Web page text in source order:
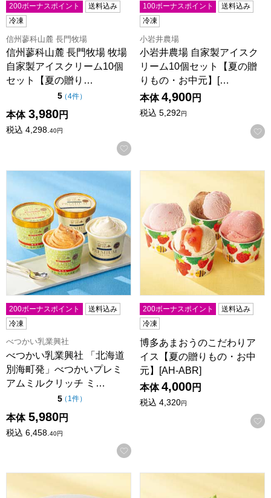
200ボーナスポイント
送料込み
冷凍
信州蓼科山麓 長門牧場
信州蓼科山麓 長門牧場 牧場
自家製アイスクリーム10個
セット【夏の贈り…
5点（5点満点中）
（4件の評価
）
本体 3,980円
税込 4,298.40円
お気に入りに登録する
100ボーナスポイント
送料込み
冷凍
小岩井農場
小岩井農場 自家製アイスク
リーム10個セット【夏の贈
りもの・お中元】[…
本体 4,900円
税込 5,292円
べつかい乳業興社 「北海道別海町発」べつかいプレミアム
200ボーナスポイント
送料込み
冷凍
べつかい乳業興社
べつかい乳業興社 「北海道
別海町発」べつかいプレミ
アムミルクリッチ ミ…
5点（5点満点中）
（ 1件の評価
）
本体 5,980円
税込 6,458.40円
お気に入りに登録する
200ボーナスポイント
送料込み
冷凍
博多あまおうのこだわりア
イス【夏の贈りもの・お中
元】[AH-ABR]
本体 4,000円
税込 4,320円
〜果実の便り〜国産フルーツアイス物語【夏の贈りもの・お